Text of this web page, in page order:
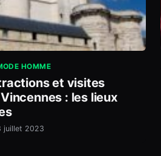
HOMME
et visites
: les lieux
juillet 2023